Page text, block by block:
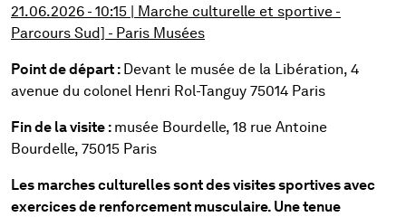
21.06.2026 - 10:15 | Marche culturelle et sportive -
Parcours Sud] - Paris Musées
Point de départ : Devant le musée de la Libération, 4
avenue du colonel Henri Rol-Tanguy 75014 Paris
Fin de la visite : musée Bourdelle, 18 rue Antoine
Bourdelle, 75015 Paris
Les marches culturelles sont des visites sportives avec
exercices de renforcement musculaire. Une tenue